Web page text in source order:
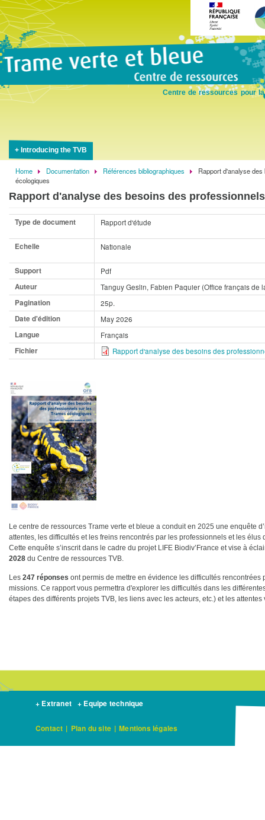
Centre de ressources pour
Introducing the TVB
Breadcrumb
Home Documentation Références bibliographiques
Rapport d'analyse
écologiques
Rapport d'analyse des besoins des
Type de document Rapport d'étude
Echelle Nationale
Support
Pdf
Auteur
Tanguy Geslin, Fabien Paquier (Office français de
Pagination
25p.
Date d'édition
May 2026
Langue
Français
Fichier
Rapport d'analyse des besoins des
Le centre de ressources Trame verte et bleue a conduit en 2025 une enquête
attentes, les difficultés et les freins rencontrés par les professionnels et les
Cette enquête s’inscrit dans le cadre du projet LIFE Biodiv’France et vise à
2028 du Centre de ressources TVB.
Les 247 réponses ont permis de mettre en évidence les difficultés
missions. Ce rapport vous permettra d'explorer les difficultés dans les
étapes des différents projets TVB, les liens avec les acteurs, etc.) et les
+ Extranet + Equipe technique
Contact | Plan du site | Mentions légales